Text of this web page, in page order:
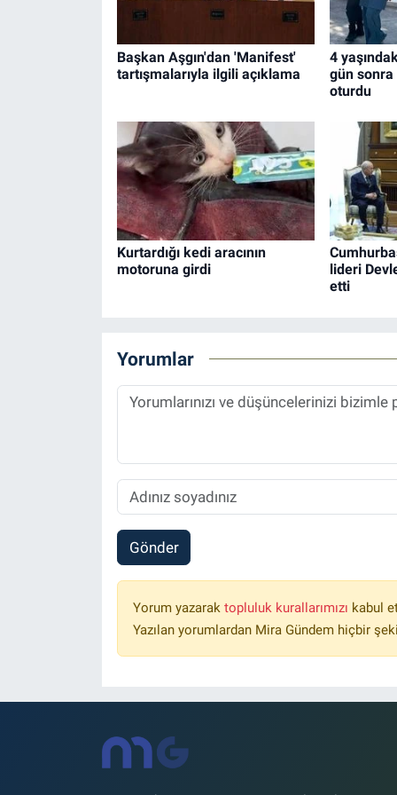
Başkan Aşgın'dan 'Manifest'
tartışmalarıyla ilgili açıklama
4
gün sonra
oturdu
Kurtardığı kedi aracının
motoruna girdi
lideri
etti
Yorumlar
Gönder
Yorum yazarak topluluk kurallarımızı kabul
Yazılan yorumlardan Mira Gündem hiçbir